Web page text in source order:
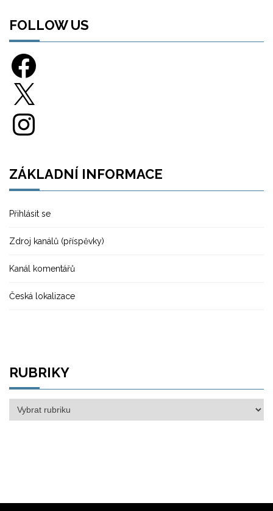
FOLLOW US
Facebook
Instagram
ZÁKLADNÍ INFORMACE
Přihlásit se
Zdroj kanálů (příspěvky)
Kanál komentářů
Česká lokalizace
RUBRIKY
Rubriky